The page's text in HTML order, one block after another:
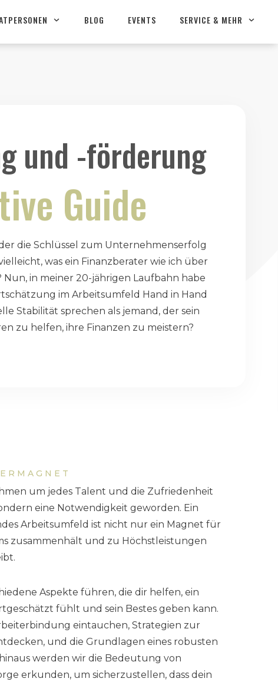
BLOG EVENTS SERVICE & MEHR
und -förderung
Guide
die Schlüssel zum Unternehmenserfolg
was ein Finanzberater wie ich über
in meiner 20-jährigen Laufbahn habe
im Arbeitsumfeld Hand in Hand
Stabilität sprechen als jemand, der sein
zu helfen, ihre Finanzen zu meistern?
um jedes Talent und die Zufriedenheit
eine Notwendigkeit geworden. Ein
Arbeitsumfeld ist nicht nur ein Magnet für
zusammenhält und zu Höchstleistungen
Aspekte führen, die dir helfen, ein
fühlt und sein Bestes geben kann.
eintauchen, Strategien zur
und die Grundlagen eines robusten
werden wir die Bedeutung von
erkunden, um sicherzustellen, dass dein